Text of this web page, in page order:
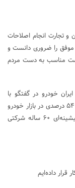
تجارت انجام اصلاحات
را ضروری دانست و
مناسب به دست مردم
خودرو در گفتگو با
خبرنگاران، با بیان این مطلب، افزود: ایران خودرو سهم ۵۴ درصدی در بازار خودرو
ایران را به خود اختصاص داده است، این شرکت با پیشینه‌ای ۶۰ ساله شرکتی
قرار داده‌ایم